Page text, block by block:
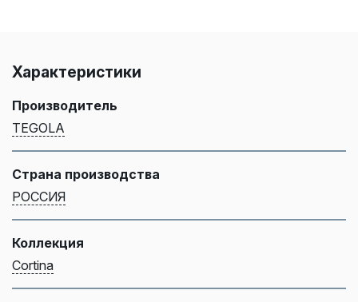
Характеристики
Производитель
TEGOLA
Страна производства
РОССИЯ
Коллекция
Cortina